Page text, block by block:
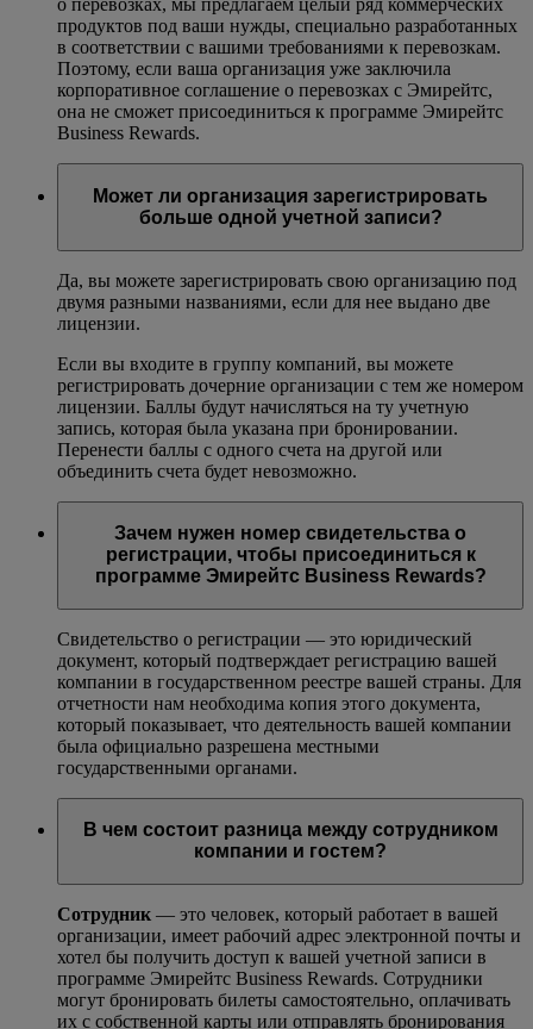
о перевозках, мы предлагаем целый ряд коммерческих
продуктов под ваши нужды, специально разработанных
в соответствии с вашими требованиями к перевозкам.
Поэтому, если ваша организация уже заключила
корпоративное соглашение о перевозках с Эмирейтс,
она не сможет присоединиться к программе Эмирейтс
Business Rewards.
Может ли организация зарегистрировать
больше одной учетной записи?
Да, вы можете зарегистрировать свою организацию под
двумя разными названиями, если для нее выдано две
лицензии.
Если вы входите в группу компаний, вы можете
регистрировать дочерние организации с тем же номером
лицензии. Баллы будут начисляться на ту учетную
запись, которая была указана при бронировании.
Перенести баллы с одного счета на другой или
объединить счета будет невозможно.
Зачем нужен номер свидетельства о
регистрации, чтобы присоединиться к
программе Эмирейтс Business Rewards?
Свидетельство о регистрации — это юридический
документ, который подтверждает регистрацию вашей
компании в государственном реестре вашей страны. Для
отчетности нам необходима копия этого документа,
который показывает, что деятельность вашей компании
была официально разрешена местными
государственными органами.
В чем состоит разница между сотрудником
компании и гостем?
Сотрудник — это человек, который работает в вашей
организации, имеет рабочий адрес электронной почты и
хотел бы получить доступ к вашей учетной записи в
программе Эмирейтс Business Rewards. Сотрудники
могут бронировать билеты самостоятельно, оплачивать
их с собственной карты или отправлять бронирования